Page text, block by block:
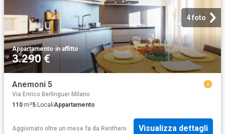
4 foto
Appartamento·in affitto
3.290 €
Anemoni 5
Via Enrico Berlinguer Milano
110 m²5 LocaliAppartamento
Aggiornato oltre un mese fa da Renthero Visualizza dettagli